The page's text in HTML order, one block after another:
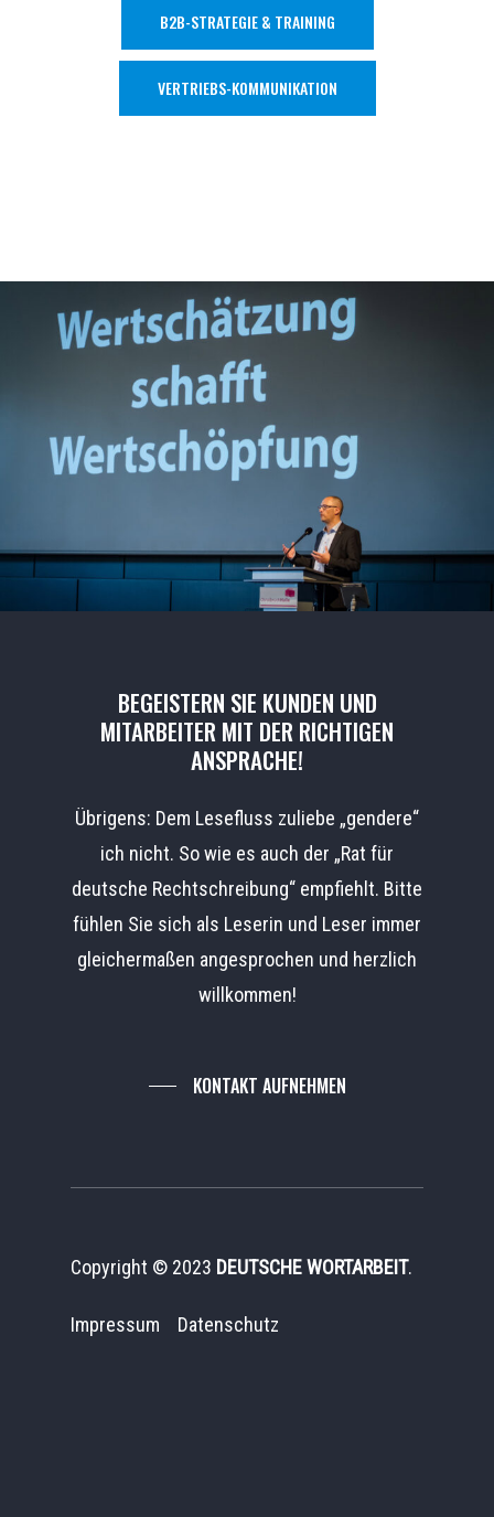
B2B-STRATEGIE & TRAINING
VERTRIEBS-KOMMUNIKATION
BEGEISTERN SIE KUNDEN UND
MITARBEITER MIT DER RICHTIGEN
ANSPRACHE!
Übrigens: Dem Lesefluss zuliebe „gendere“
ich nicht. So wie es auch der „Rat für
deutsche Rechtschreibung“ empfiehlt. Bitte
fühlen Sie sich als Leserin und Leser immer
gleichermaßen angesprochen und herzlich
willkommen!
KONTAKT AUFNEHMEN
Copyright © 2023 DEUTSCHE WORTARBEIT.
Impressum Datenschutz